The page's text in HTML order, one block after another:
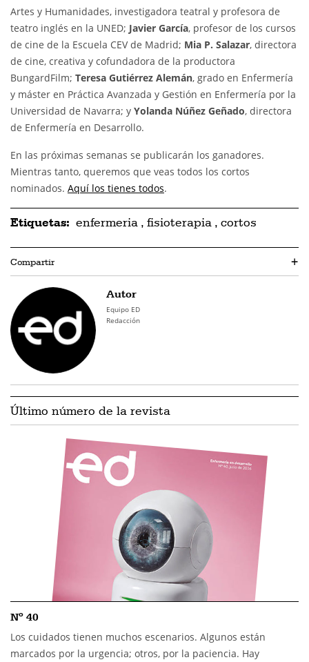
Artes y Humanidades, investigadora teatral y profesora de
teatro inglés en la UNED; Javier García, profesor de los cursos
de cine de la Escuela CEV de Madrid; Mia P. Salazar, directora
de cine, creativa y cofundadora de la productora
BungardFilm; Teresa Gutiérrez Alemán, grado en Enfermería
y máster en Práctica Avanzada y Gestión en Enfermería por la
Universidad de Navarra; y Yolanda Núñez Geñado, directora
de Enfermería en Desarrollo.
En las próximas semanas se publicarán los ganadores.
Mientras tanto, queremos que veas todos los cortos
nominados. Aquí los tienes todos.
Etiquetas: enfermeria , fisioterapia , cortos
Compartir +
Autor
Equipo ED
Redacción
Último número de la revista
Nº 40
Los cuidados tienen muchos escenarios. Algunos están
marcados por la urgencia; otros, por la paciencia. Hay